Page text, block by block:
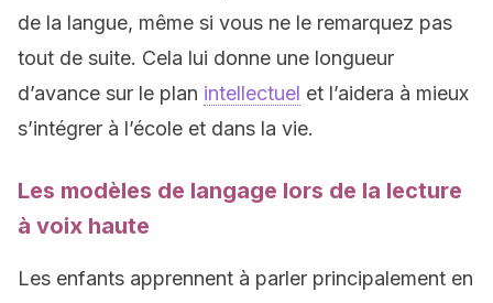
de la langue, même si vous ne le remarquez pas
tout de suite. Cela lui donne une longueur
d’avance sur le plan intellectuel et l’aidera à mieux
s’intégrer à l’école et dans la vie.
Les modèles de langage lors de la lecture
à voix haute
Les enfants apprennent à parler principalement en